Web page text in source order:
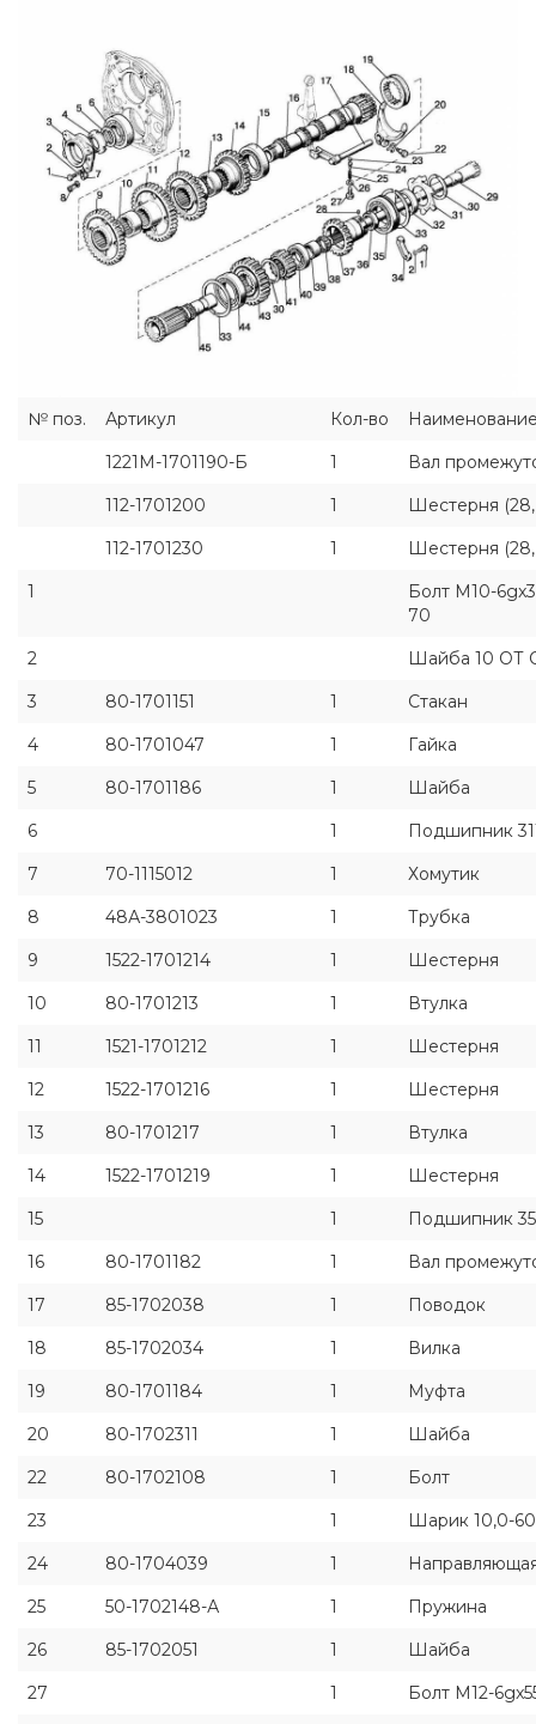
№ поз. Артикул Кол-во
1221М-1701190-Б
1
Вал
112-1701200
1
Шестерня (28,
112-1701230
1
Шестерня (28,
1
Болт M10-
70
2
Шайба 10 ОТ
3
80-1701151 1
Стакан
4
80-1701047 1
Гайка
5
80-1701186 1
Шайба
6
1
Подшипник
7
70-1115012 1
Хомутик
8
48А-3801023 1
Трубка
9
1522-1701214 1
Шестерня
10
80-1701213 1
Втулка
11
1521-1701212 1
Шестерня
12
1522-1701216 1
Шестерня
13
80-1701217 1
Втулка
14
1522-1701219 1
Шестерня
15
1
Подшипник
16
80-1701182 1
Вал
17
85-1702038 1
Поводок
18
85-1702034 1
Вилка
19
80-1701184 1
Муфта
20
80-1702311 1
Шайба
22
80-1702108 1
Болт
23
1
Шарик 10,0-
24
80-1704039 1
25
50-1702148-А 1
Пружина
26
85-1702051 1
Шайба
27
1
Болт M12-